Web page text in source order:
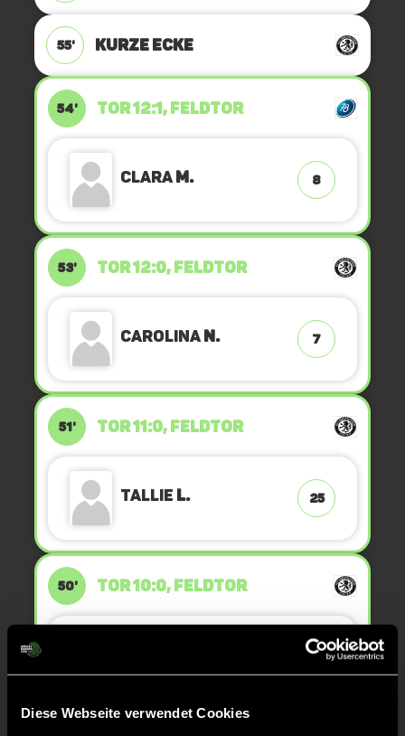
Diese Webseite verwendet Cookies
55' KURZE ECKE
54' TOR 12:1, FELDTOR
ClaraM. 8
53' TOR 12:0, FELDTOR
CarolinaN. 7
51' TOR 11:0, FELDTOR
Tallie L. 25
50' TOR 10:0, FELDTOR
39